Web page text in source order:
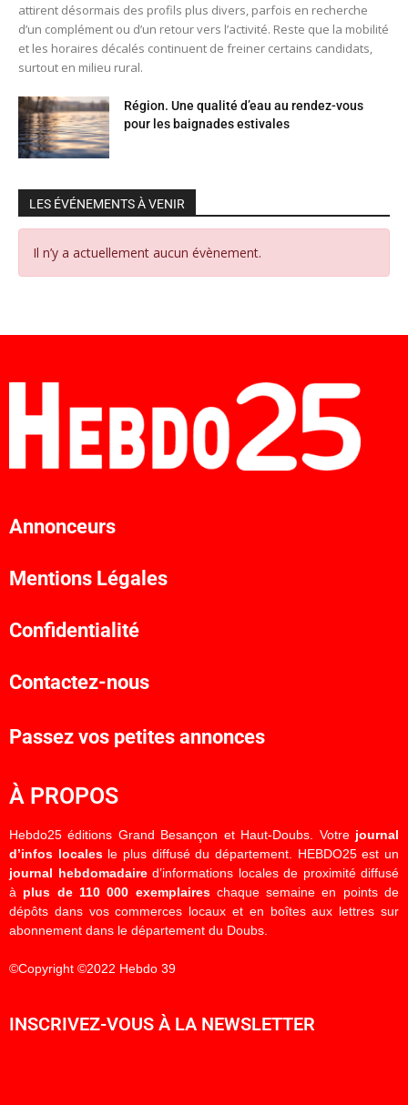
attirent désormais des profils plus divers, parfois en recherche
d’un complément ou d’un retour vers l’activité. Reste que la mobilité
et les horaires décalés continuent de freiner certains candidats,
surtout en milieu rural.
Région. Une qualité d’eau au rendez-vous
pour les baignades estivales
LES ÉVÉNEMENTS À VENIR
Il n’y a actuellement aucun évènement.
Annonceurs
Mentions Légales
Confidentialité
Contactez-nous
Passez vos petites annonces
À PROPOS
Hebdo25 éditions Grand Besançon et Haut-Doubs. Votre journal
d’infos localesle plus diffusé du département. HEBDO25 est un
journal hebdomadaired’informations locales de proximité diffusé
à plus de 110 000 exemplaireschaque semaine en points de
dépôts dans vos commerces locaux et en boîtes aux lettres sur
abonnement dans le département du Doubs.
©Copyright ©2022 Hebdo 39
INSCRIVEZ-VOUS À LA NEWSLETTER